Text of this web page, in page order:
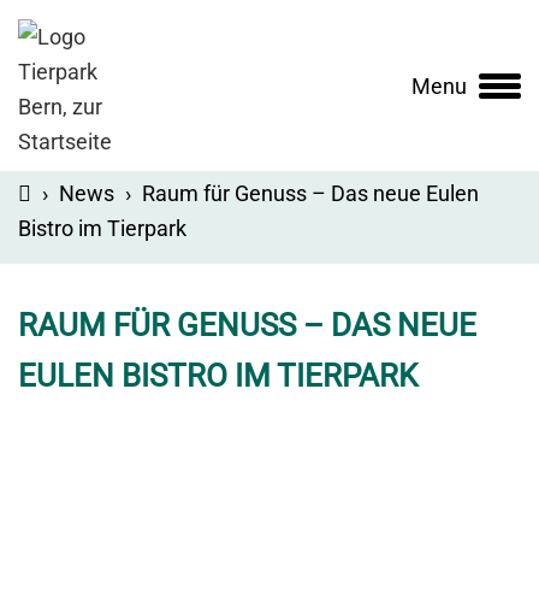
Main
Menu
› News › Raum für Genuss – Das neue Eulen
Bistro im Tierpark
RAUM FÜR GENUSS – DAS NEUE
EULEN BISTRO IM TIERPARK